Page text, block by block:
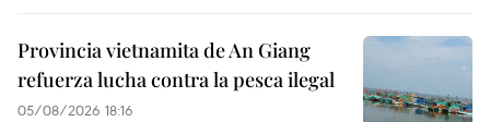
Provincia vietnamita de An Giang
refuerza lucha contra la pesca ilegal
05/08/2026 18:16